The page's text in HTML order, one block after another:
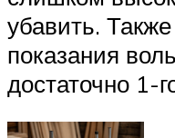
убавить.
показания
достаточно 1-